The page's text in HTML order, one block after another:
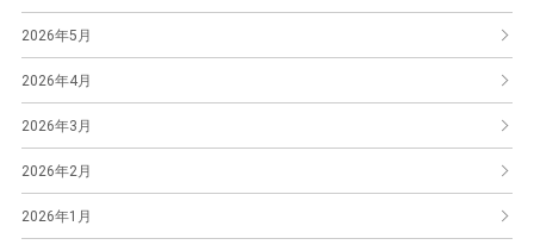
2026年5月
2026年4月
2026年3月
2026年2月
2026年1月